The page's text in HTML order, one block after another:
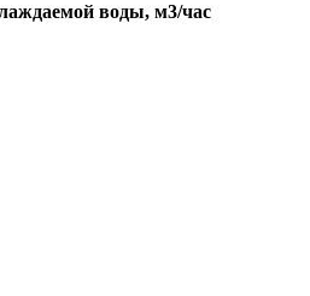
воды, м3/час